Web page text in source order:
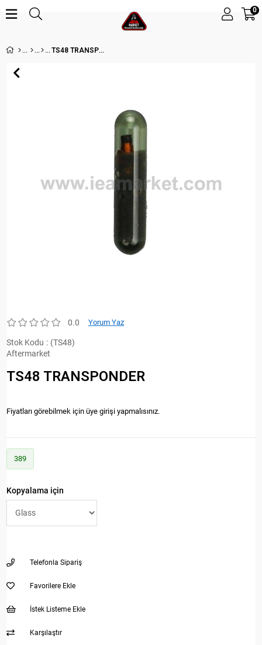
0
TS48 TRANSPONDER
0.0 Yorum Yaz
Stok Kodu
(TS48)
Aftermarket
TS48 TRANSPONDER
Fiyatları görebilmek için üye girişi yapmalısınız.
389
Kopyalama için
Telefonla Sipariş
Favorilere Ekle
İstek Listeme Ekle
Karşılaştır